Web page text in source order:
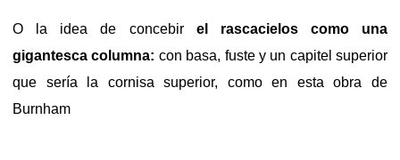
O la idea de concebir el rascacielos como una
gigantesca columna: con basa, fuste y un capitel superior
que sería la cornisa superior, como en esta obra de
Burnham